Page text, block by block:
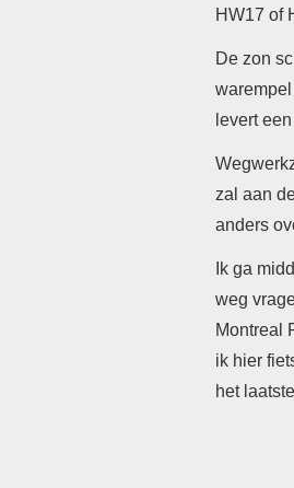
HW17 of
De zon
levert
zal aan
anders
Ik ga
weg
Montreal
ik hier
het